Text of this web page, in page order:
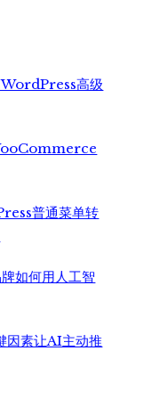
高级
普通菜单转
如何用人工智
因素让AI主动推